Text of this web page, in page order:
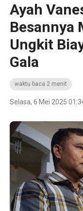
Ayah
Besannya
Ungkit
Gala
waktu baca 2 menit
Selasa, 6 Mei 2025